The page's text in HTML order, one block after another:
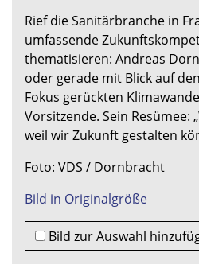
Rief die Sanitärbranche in
umfassende
thematisieren: Andreas
oder gerade mit Blick auf
Fokus gerückten
Vorsitzende. Sein Resümee:
weil wir Zukunft gestalten
Foto: VDS / Dornbracht
Bild in Originalgröße
Bild zur Auswahl